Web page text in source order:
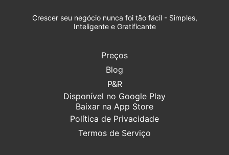
Crescer seu negócio nunca foi tão fácil - Simples,
Inteligente e Gratificante
Preços
Blog
P&R
Disponível no Google Play
Baixar na App Store
Política de Privacidade
Termos de Serviço